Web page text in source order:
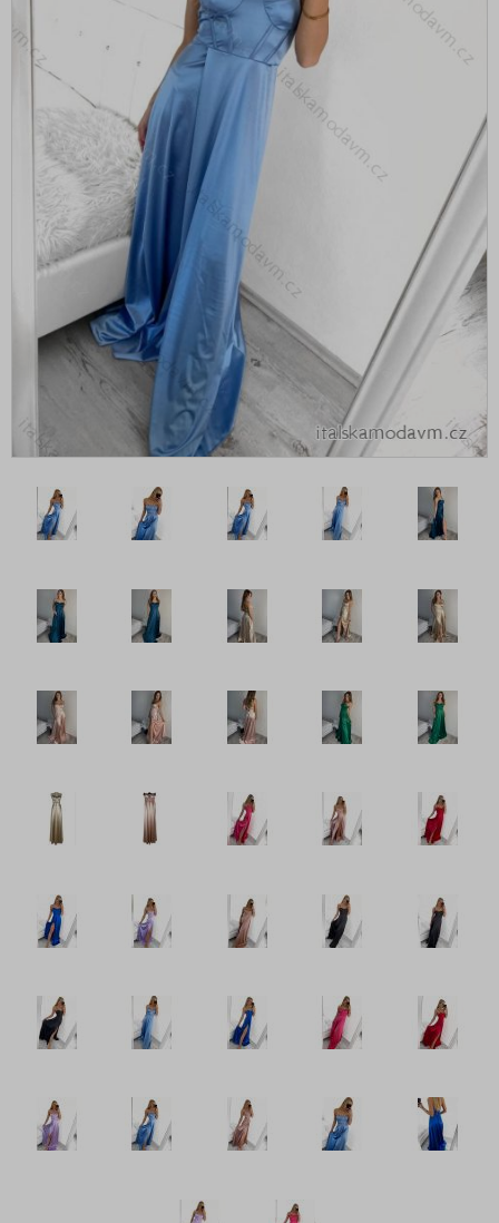
Soupravy a overaly
Spodní a punčochové prádlo
Sukně
Svetry a cardigany
Šaty
Šaty bez rukávu
Šaty boho
Šaty carmen přes prsa
Šaty dlouhé maxi
Šaty do kanceláře
Šaty elegantní
Šaty extravagantní
Šaty flitrové
Šaty jarní
Šaty košilové
Šaty koženkové
Šaty krátké - minišaty
Šaty maxi dlouhé
Šaty na ramínkách
Šaty nadrozměrné XXL+ pro Boubelky
Šaty plátěné
Šaty pletené a úpletové
Šaty romantické
Šaty sametové
Šaty šifonové
Šaty Silvestrovské
Šaty sportovní
Šaty Vánoční
Šaty teplé volnočasové